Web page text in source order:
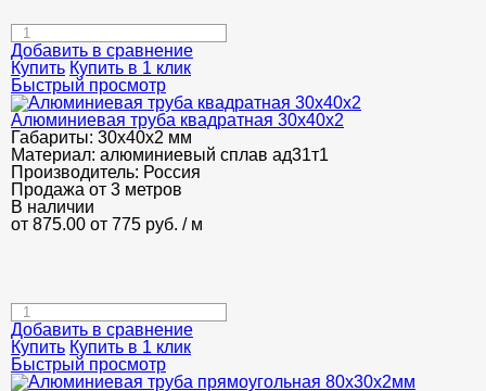
Добавить в сравнение
Купить Купить в 1 клик
Быстрый просмотр
Алюминиевая труба квадратная 30х40х2
Габариты: 30х40х2 мм
Материал: алюминиевый сплав ад31т1
Производитель: Россия
Продажа от 3 метров
В наличии
от 875.00 от 775 руб. / м
Добавить в сравнение
Купить Купить в 1 клик
Быстрый просмотр